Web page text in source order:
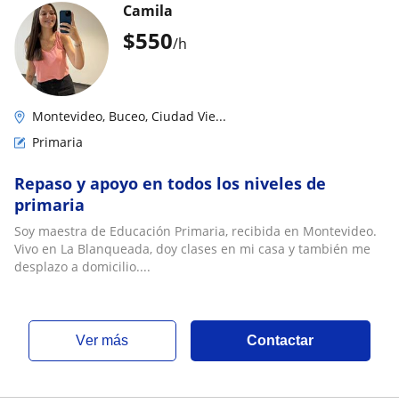
$550/h
Camila
Montevideo, Buceo, Ciudad Vie...
Primaria
Repaso y apoyo en todos los niveles de
primaria
Soy maestra de Educación Primaria, recibida en Montevideo.
Vivo en La Blanqueada, doy clases en mi casa y también me
desplazo a domicilio....
ver más Contactar